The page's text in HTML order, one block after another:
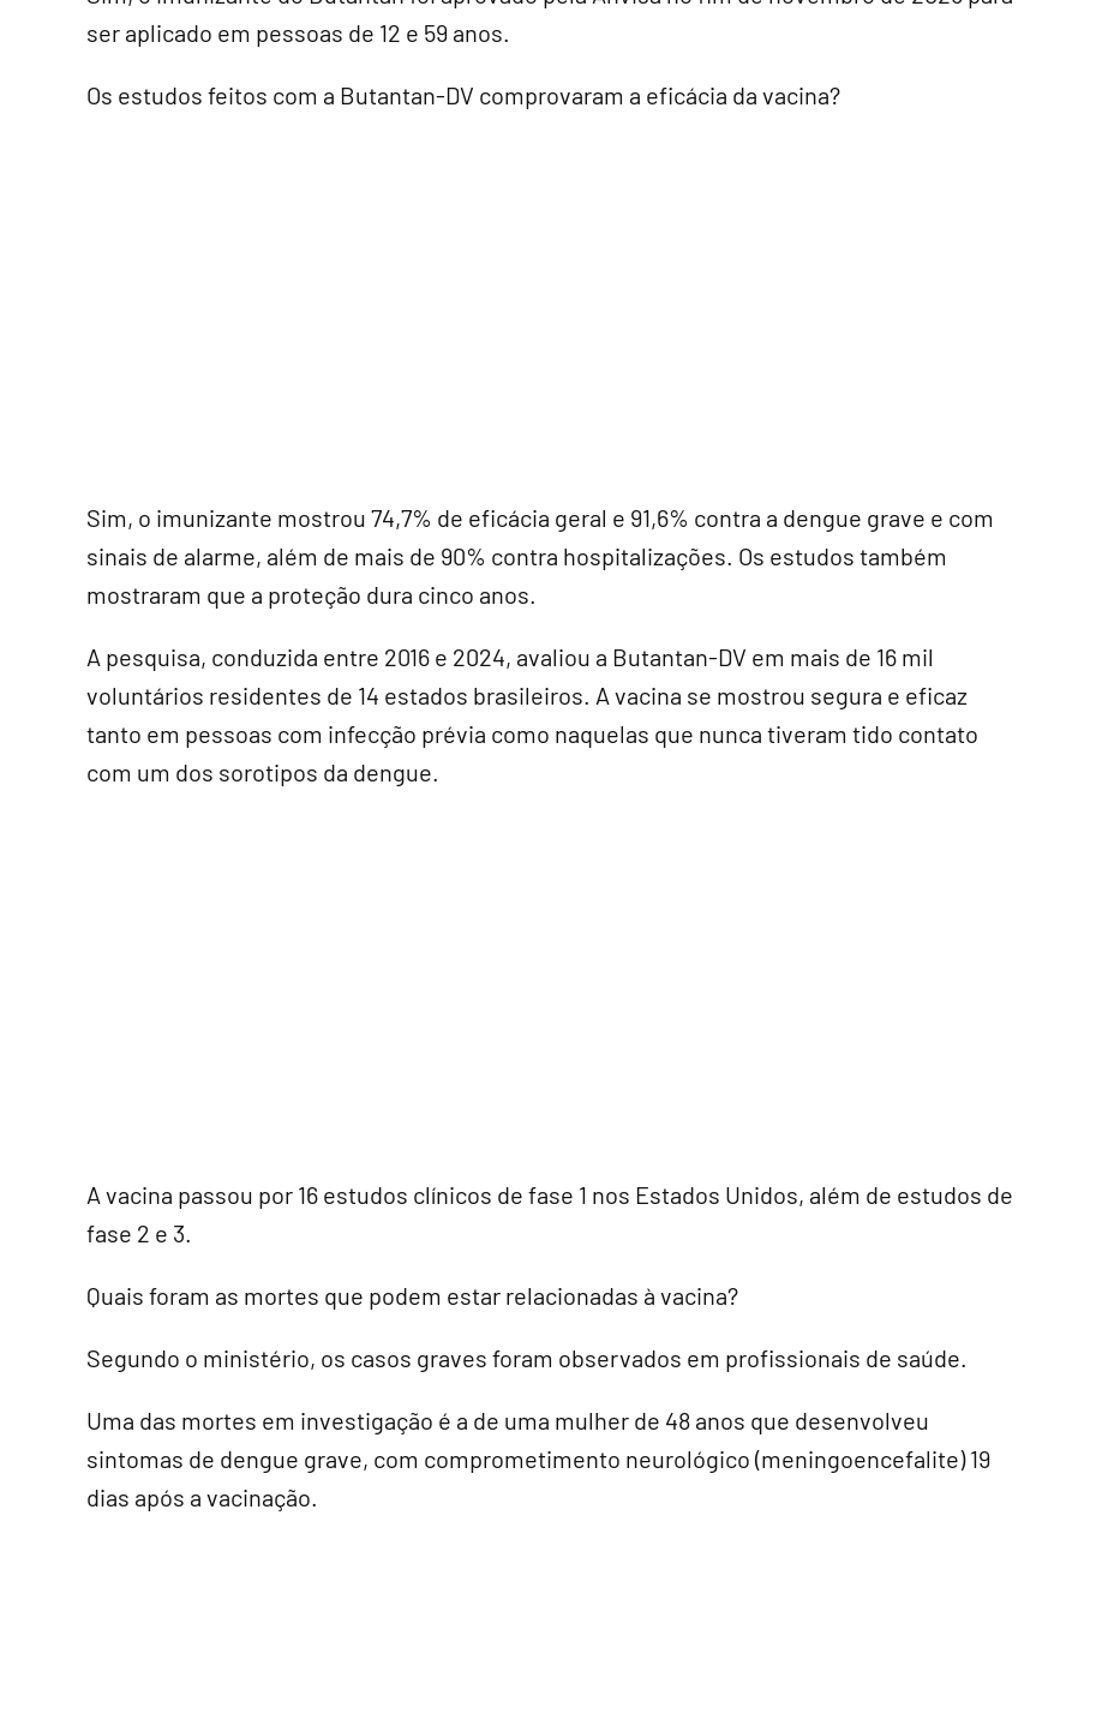
ser aplicado em pessoas de 12 e 59 anos.
Os estudos feitos com a Butantan-DV comprovaram a eficácia da vacina?
Sim, o imunizante mostrou 74,7% de eficácia geral e 91,6% contra a dengue grave e com
sinais de alarme, além de mais de 90% contra hospitalizações. Os estudos também
mostraram que a proteção dura cinco anos.
A pesquisa, conduzida entre 2016 e 2024, avaliou a Butantan-DV em mais de 16 mil
voluntários residentes de 14 estados brasileiros. A vacina se mostrou segura e eficaz
tanto em pessoas com infecção prévia como naquelas que nunca tiveram tido contato
com um dos sorotipos da dengue.
A vacina passou por 16 estudos clínicos de fase 1 nos Estados Unidos, além de estudos de
fase 2 e 3.
Quais foram as mortes que podem estar relacionadas à vacina?
Segundo o ministério, os casos graves foram observados em profissionais de saúde.
Uma das mortes em investigação é a de uma mulher de 48 anos que desenvolveu
sintomas de dengue grave, com comprometimento neurológico (meningoencefalite) 19
dias após a vacinação.